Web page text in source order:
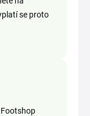
se proto